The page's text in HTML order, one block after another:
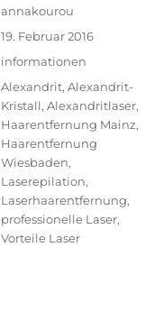
Autor
annakourou
Veröffentlicht
am
19. Februar 2016
Kategorien
informationen
Schlagwörter
Alexandrit, Alexandrit-
Kristall, Alexandritlaser,
Haarentfernung Mainz,
Haarentfernung
Wiesbaden,
Laserepilation,
Laserhaarentfernung,
professionelle Laser,
Vorteile Laser